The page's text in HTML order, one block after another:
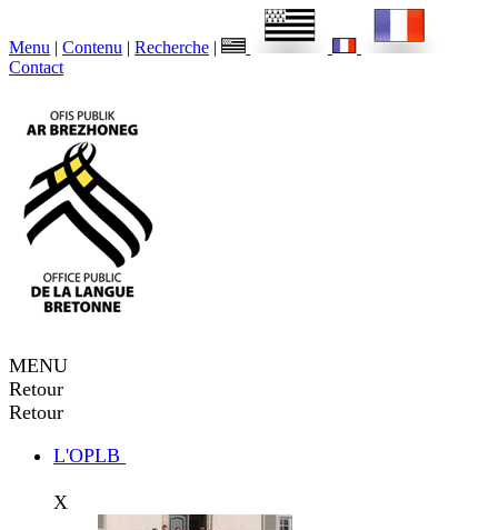
Menu | Contenu | Recherche |
Contact
MENU
Retour
Retour
L'OPLB
X